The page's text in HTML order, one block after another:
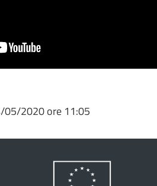
05/2020 ore 11:05